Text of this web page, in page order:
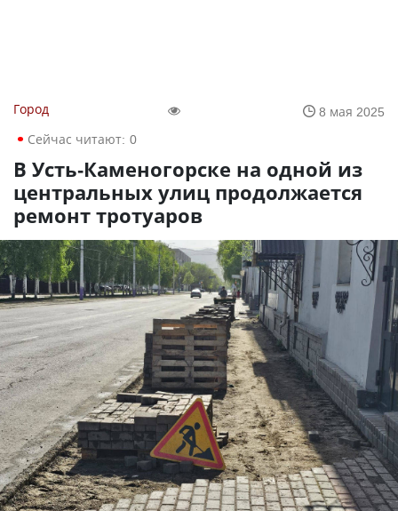
Город
8 мая 2025
Сейчас читают: 0
В Усть-Каменогорске на одной из
центральных улиц продолжается
ремонт тротуаров